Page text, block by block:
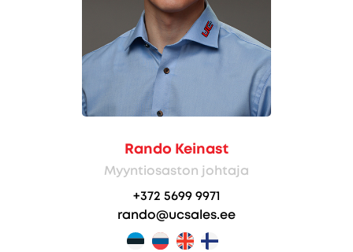
Rando Keinast
Myyntiosaston johtaja
+372 5699 9971
rando@ucsales.ee